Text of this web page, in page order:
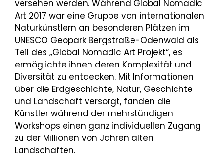
versehen werden. Während Global Nomadic
Art 2017 war eine Gruppe von internationalen
Naturkünstlern an besonderen Plätzen im
UNESCO Geopark Bergstraße-Odenwald als
Teil des „Global Nomadic Art Projekt“, es
ermöglichte ihnen deren Komplexität und
Diversität zu entdecken. Mit Informationen
über die Erdgeschichte, Natur, Geschichte
und Landschaft versorgt, fanden die
Künstler während der mehrstündigen
Workshops einen ganz individuellen Zugang
zu der Millionen von Jahren alten
Landschaften.